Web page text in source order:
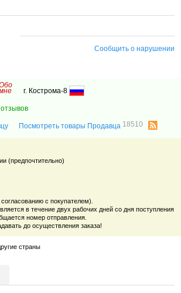
Сообщить о нарушении
г. Кострома-8
Посмотреть товары Продавца 18510
(предпочтительно)
с покупателем).
в течение двух рабочих дней со дня поступления
номер отправления.
до осуществления заказа!
страны